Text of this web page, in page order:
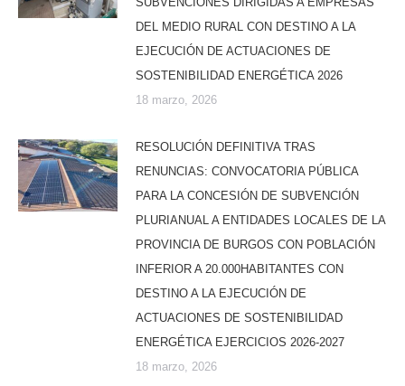
DEL MEDIO RURAL CON DESTINO A LA
EJECUCIÓN DE ACTUACIONES DE
SOSTENIBILIDAD ENERGÉTICA 2026
18 marzo, 2026
RESOLUCIÓN DEFINITIVA TRAS
RENUNCIAS: CONVOCATORIA PÚBLICA
PARA LA CONCESIÓN DE SUBVENCIÓN
PLURIANUAL A ENTIDADES LOCALES DE LA
PROVINCIA DE BURGOS CON POBLACIÓN
INFERIOR A 20.000HABITANTES CON
DESTINO A LA EJECUCIÓN DE
ACTUACIONES DE SOSTENIBILIDAD
ENERGÉTICA EJERCICIOS 2026-2027
18 marzo, 2026